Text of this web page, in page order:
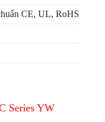
CE, UL, RoHS
Series YW